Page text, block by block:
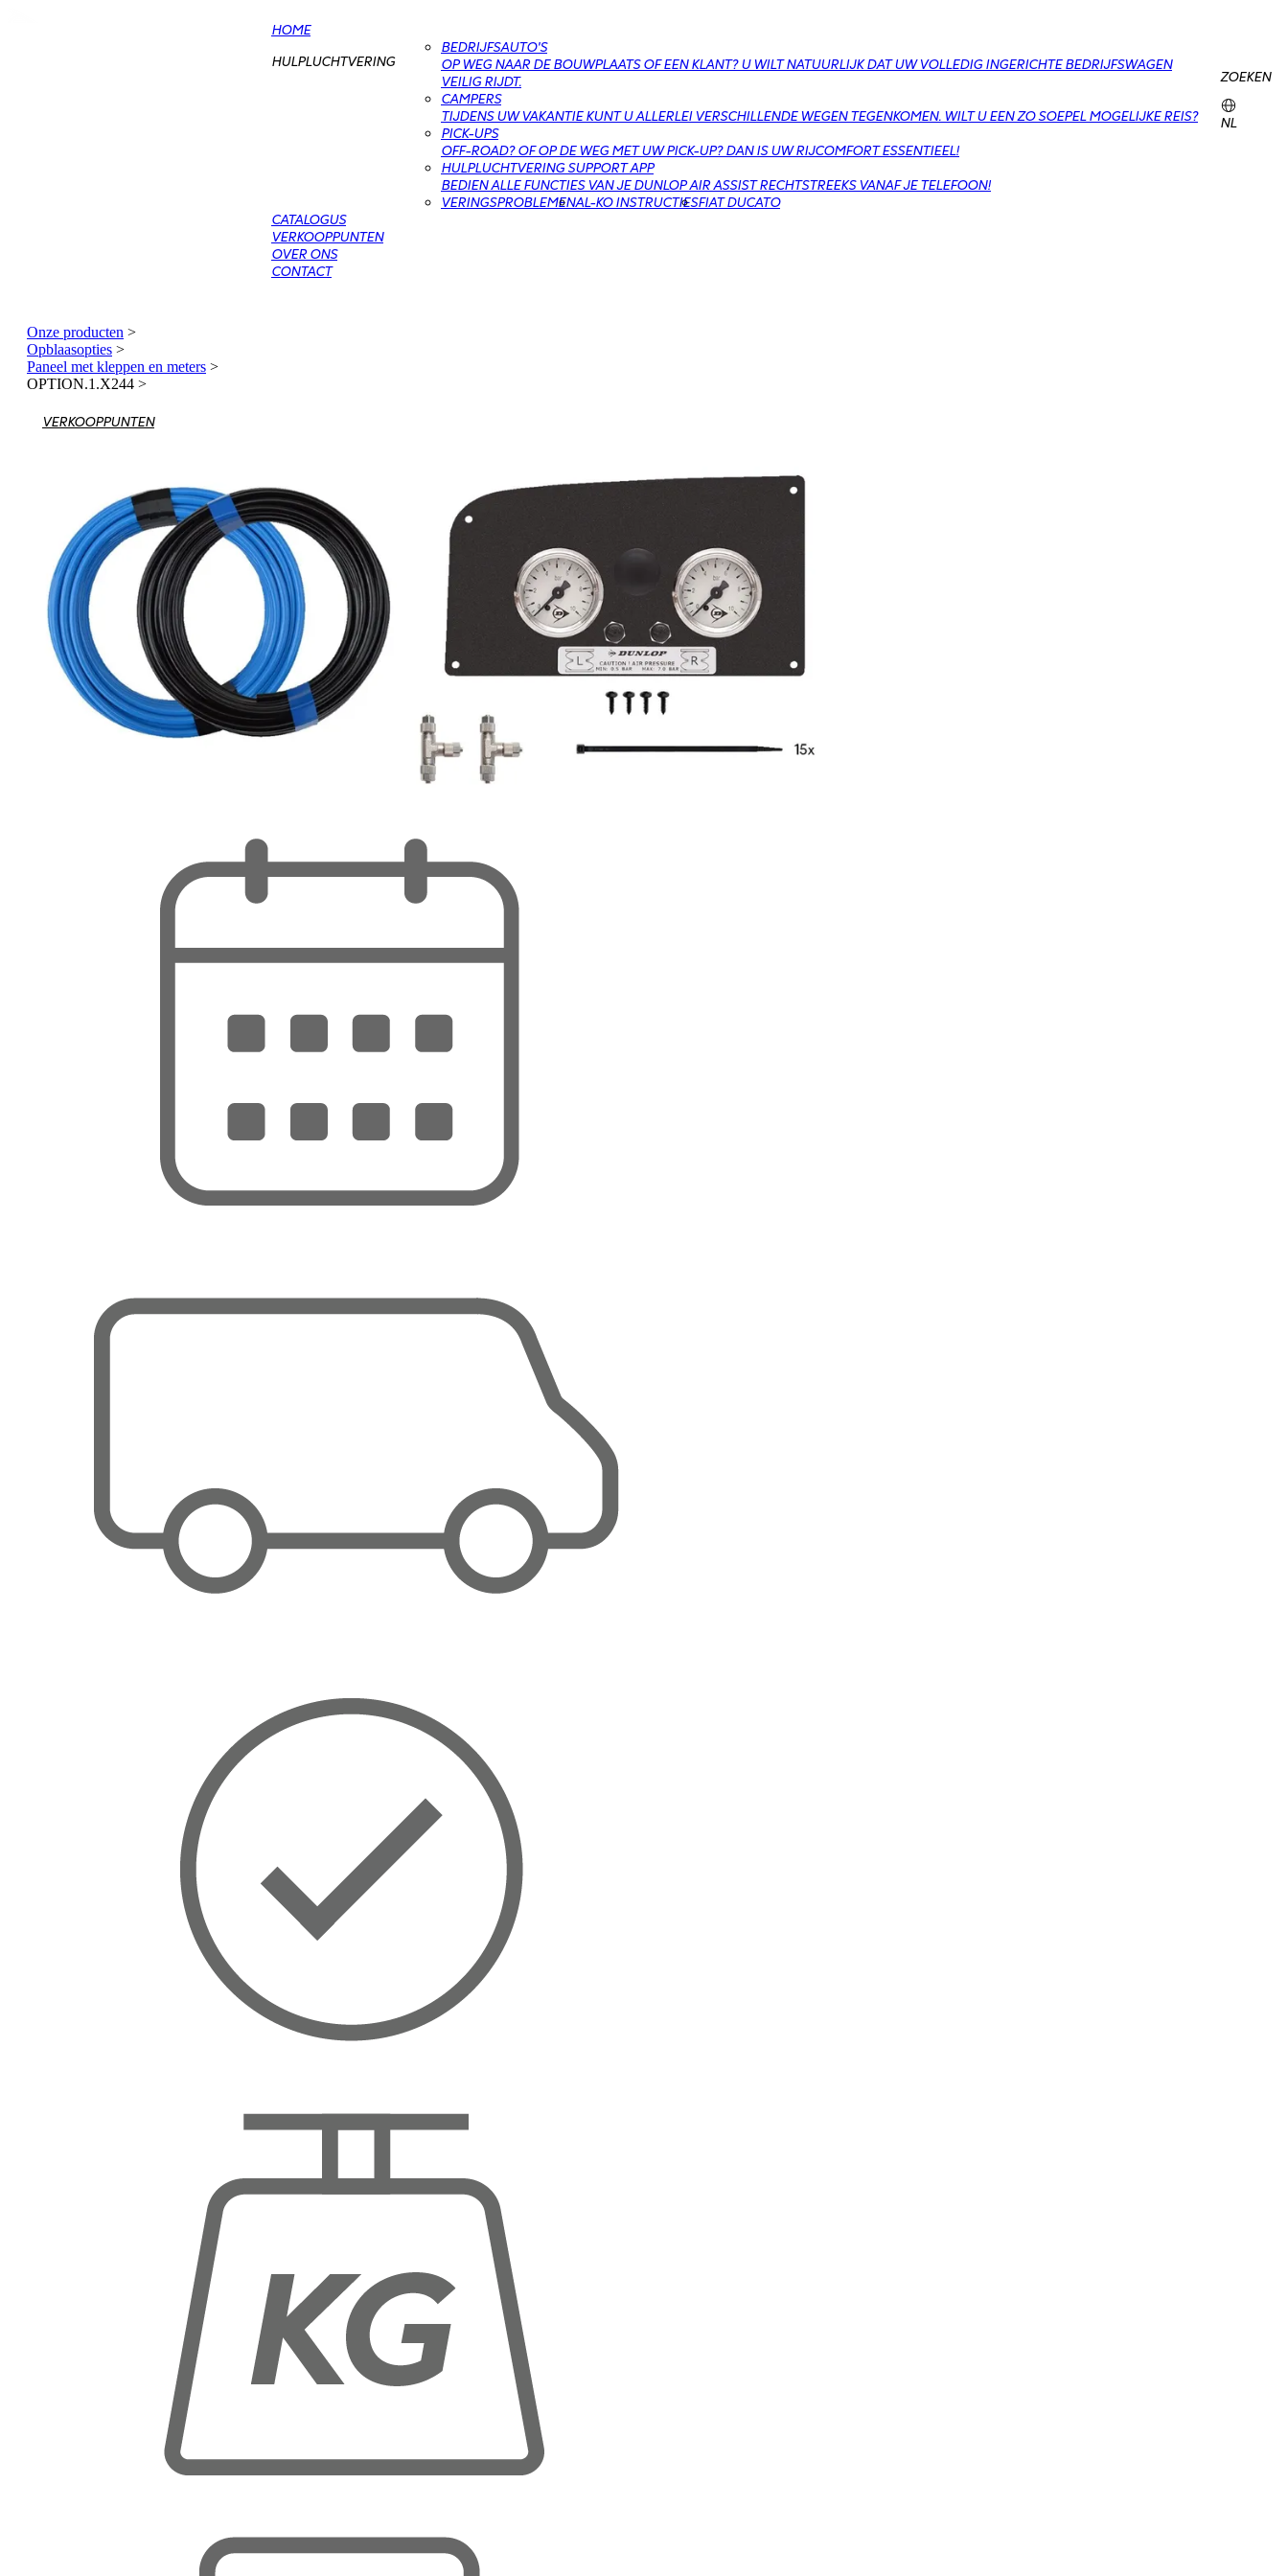
HOME
HULPLUCHTVERING
BEDRIJFSAUTO'S
OP WEG NAAR DE BOUWPLAATS OF EEN KLANT? U WILT NATUURLIJK DAT UW VOLLEDIG INGERICHTE BEDRIJFSWAGEN
VEILIG RIJDT.
CAMPERS
TIJDENS UW VAKANTIE KUNT U ALLERLEI VERSCHILLENDE WEGEN TEGENKOMEN. WILT U EEN ZO SOEPEL MOGELIJKE REIS?
PICK-UPS
OFF-ROAD? OF OP DE WEG MET UW PICK-UP? DAN IS UW RIJCOMFORT ESSENTIEEL!
HULPLUCHTVERING SUPPORT APP
BEDIEN ALLE FUNCTIES VAN JE DUNLOP AIR ASSIST RECHTSTREEKS VANAF JE TELEFOON!
VERINGSPROBLEMENAL-KO INSTRUCTIESFIAT DUCATO
CATALOGUS
VERKOOPPUNTEN
OVER ONS
CONTACT
ZOEKEN
NL
Onze producten >
Opblaasopties >
Paneel met kleppen en meters >
OPTION.1.X244 >
VERKOOPPUNTEN